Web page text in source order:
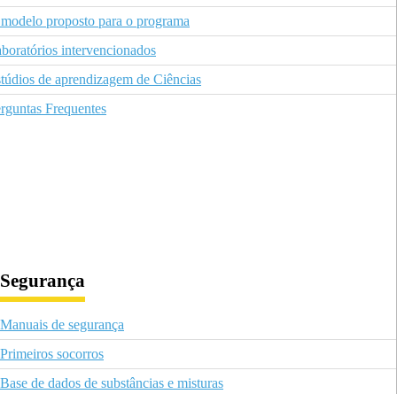
proposto para o programa
intervencionados
de aprendizagem de Ciências
Frequentes
Segurança
Manuais de segurança
Primeiros socorros
Base de dados de substâncias e misturas